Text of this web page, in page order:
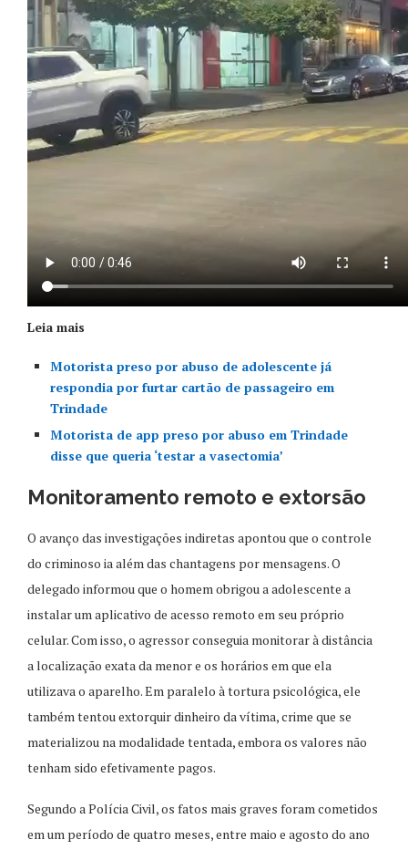
Leia mais
Motorista preso por abuso de adolescente já
respondia por furtar cartão de passageiro em
Trindade
Motorista de app preso por abuso em Trindade
disse que queria ‘testar a vasectomia’
Monitoramento remoto e extorsão
O avanço das investigações indiretas apontou que o controle
do criminoso ia além das chantagens por mensagens. O
delegado informou que o homem obrigou a adolescente a
instalar um aplicativo de acesso remoto em seu próprio
celular. Com isso, o agressor conseguia monitorar à distância
a localização exata da menor e os horários em que ela
utilizava o aparelho. Em paralelo à tortura psicológica, ele
também tentou extorquir dinheiro da vítima, crime que se
materializou na modalidade tentada, embora os valores não
tenham sido efetivamente pagos.
Segundo a Polícia Civil, os fatos mais graves foram cometidos
em um período de quatro meses, entre maio e agosto do ano